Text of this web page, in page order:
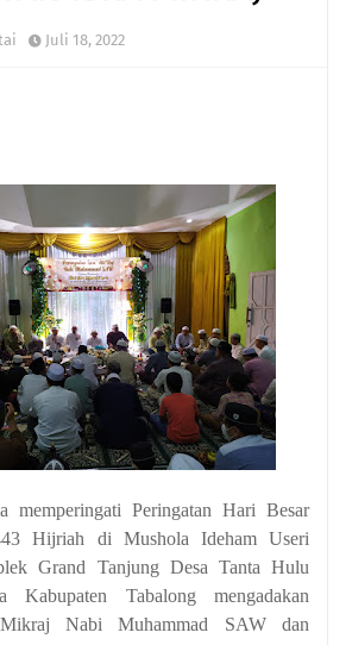
Juli 18, 2022
memperingati Peringatan Hari Besar
Hijriah di Mushola Ideham Useri
Grand Tanjung Desa Tanta Hulu
Kabupaten Tabalong mengadakan
Nabi Muhammad SAW dan